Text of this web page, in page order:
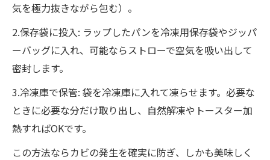
気を極力抜きながら包む）。
2.保存袋に投入: ラップしたパンを冷凍用保存袋やジッパ
ーバッグに入れ、可能ならストローで空気を吸い出して
密封します。
3.冷凍庫で保管: 袋を冷凍庫に入れて凍らせます。必要な
ときに必要な分だけ取り出し、自然解凍やトースター加
熱すればOKです。
この方法ならカビの発生を確実に防ぎ、しかも美味しく